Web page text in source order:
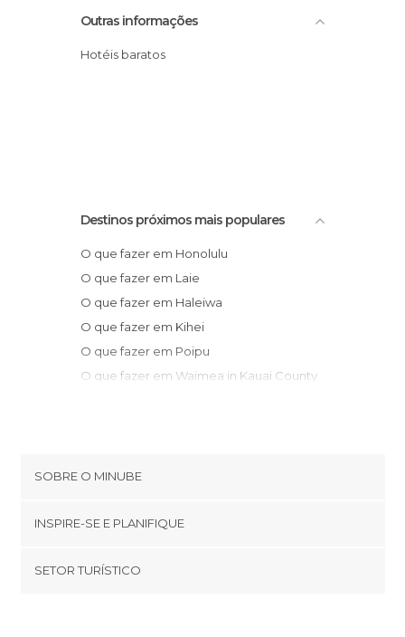
Outras informações
Hotéis baratos
Destinos próximos mais populares
O que fazer em Honolulu
O que fazer em Laie
O que fazer em Haleiwa
O que fazer em Kihei
O que fazer em Poipu
O que fazer em Waimea in Kauai County
SOBRE O MINUBE
Términos e Condições
INSPIRE-SE E PLANIFIQUE
footer@item_discovertips_anchor
SETOR TURÍSTICO